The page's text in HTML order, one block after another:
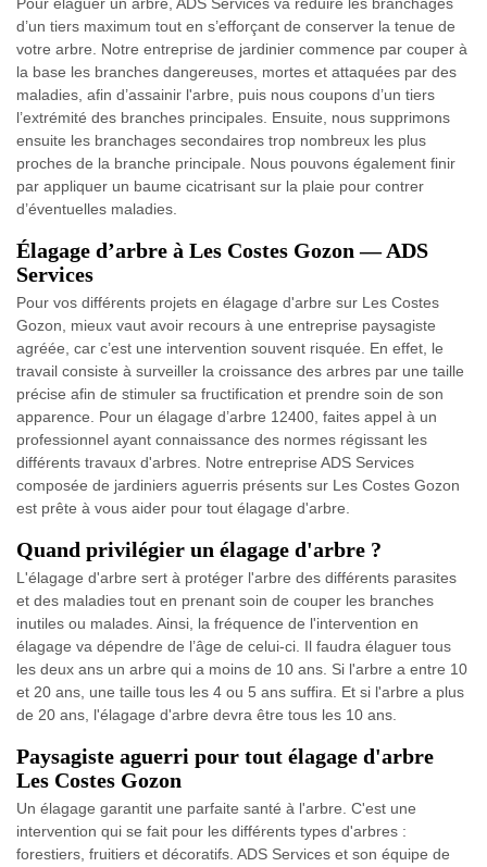
d’un tiers maximum tout en s’efforçant de conserver la tenue de
votre arbre. Notre entreprise de jardinier commence par couper à
la base les branches dangereuses, mortes et attaquées par des
maladies, afin d’assainir l'arbre, puis nous coupons d’un tiers
l’extrémité des branches principales. Ensuite, nous supprimons
ensuite les branchages secondaires trop nombreux les plus
proches de la branche principale. Nous pouvons également finir
par appliquer un baume cicatrisant sur la plaie pour contrer
d’éventuelles maladies.
Élagage d’arbre à Les Costes Gozon — ADS
Services
Pour vos différents projets en élagage d'arbre sur Les Costes
Gozon, mieux vaut avoir recours à une entreprise paysagiste
agréée, car c’est une intervention souvent risquée. En effet, le
travail consiste à surveiller la croissance des arbres par une taille
précise afin de stimuler sa fructification et prendre soin de son
apparence. Pour un élagage d’arbre 12400, faites appel à un
professionnel ayant connaissance des normes régissant les
différents travaux d'arbres. Notre entreprise ADS Services
composée de jardiniers aguerris présents sur Les Costes Gozon
est prête à vous aider pour tout élagage d'arbre.
Quand privilégier un élagage d'arbre ?
L'élagage d'arbre sert à protéger l'arbre des différents parasites
et des maladies tout en prenant soin de couper les branches
inutiles ou malades. Ainsi, la fréquence de l'intervention en
élagage va dépendre de l’âge de celui-ci. Il faudra élaguer tous
les deux ans un arbre qui a moins de 10 ans. Si l'arbre a entre 10
et 20 ans, une taille tous les 4 ou 5 ans suffira. Et si l'arbre a plus
de 20 ans, l'élagage d'arbre devra être tous les 10 ans.
Paysagiste aguerri pour tout élagage d'arbre
Les Costes Gozon
Un élagage garantit une parfaite santé à l'arbre. C'est une
intervention qui se fait pour les différents types d'arbres :
forestiers, fruitiers et décoratifs. ADS Services et son équipe de